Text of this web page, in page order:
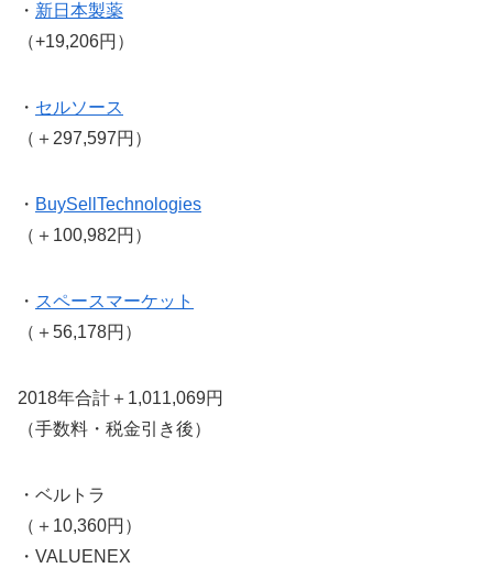
・ 新日本製薬
（+19,206円）
・ セルソース
（＋297,597円）
・ BuySellTechnologies
（＋100,982円）
・ スペースマーケット
（＋56,178円）
2018年合計＋1,011,069円
（手数料・税金引き後）
・ベルトラ
（＋10,360円）
・VALUENEX